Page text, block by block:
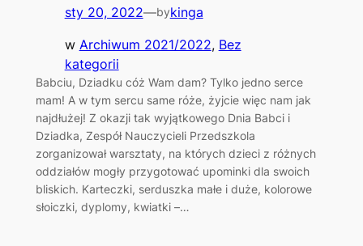
sty 20, 2022—bykinga
w Archiwum 2021/2022, Bez
kategorii
Babciu, Dziadku cóż Wam dam? Tylko jedno serce
mam! A w tym sercu same róże, żyjcie więc nam jak
najdłużej! Z okazji tak wyjątkowego Dnia Babci i
Dziadka, Zespół Nauczycieli Przedszkola
zorganizował warsztaty, na których dzieci z różnych
oddziałów mogły przygotować upominki dla swoich
bliskich. Karteczki, serduszka małe i duże, kolorowe
słoiczki, dyplomy, kwiatki –…